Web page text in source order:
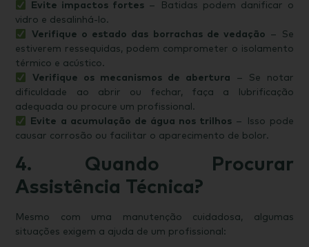
Evite impactos fortes – Batidas podem danificar o
vidro e desalinhá-lo.
Verifique o estado das borrachas de vedação – Se
estiverem ressequidas, podem comprometer o isolamento
térmico e acústico.
Verifique os mecanismos de abertura – Se notar
dificuldade ao abrir ou fechar, faça a lubrificação
adequada ou procure um profissional.
Evite a acumulação de água nos trilhos – Isso pode
causar corrosão ou facilitar o aparecimento de bolor.
4. Quando Procurar
Assistência Técnica?
Mesmo com uma manutenção cuidadosa, algumas
situações exigem a ajuda de um profissional: